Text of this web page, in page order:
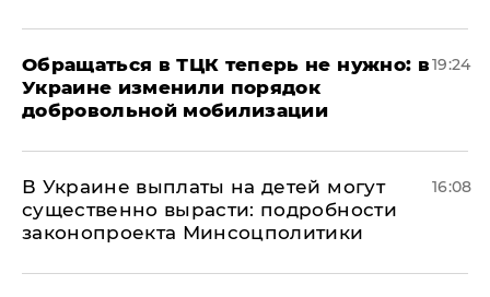
Обращаться в ТЦК теперь не нужно: в
Украине изменили порядок
добровольной мобилизации
19:24
В Украине выплаты на детей могут
существенно вырасти: подробности
законопроекта Минсоцполитики
16:08